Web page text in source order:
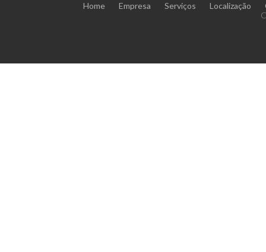
Home Empresa Serviços Localização